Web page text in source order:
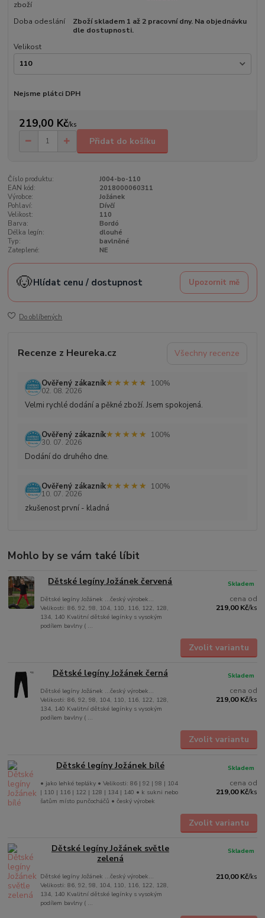
zboží
Doba odeslání
Zboží skladem 1 až 2 pracovní dny. Na objednávku
dle dostupnosti.
Velikost
Nejsme plátci DPH
219,00 Kč/ks
Přidat do košíku
Číslo produktu:
J004-bo-110
EAN kód:
2018000060311
Výrobce:
Jožánek
Pohlaví:
Dívčí
Velikost:
110
Barva:
Bordó
Délka legín:
dlouhé
Typ:
bavlněné
Zateplené:
NE
🐶Hlídat cenu / dostupnost Upozornit mě
Do oblíbených
Recenze z Heureka.cz Všechny recenze
Ověřený zákazník★★★★★
★★★★★
100%
02. 08. 2026
Velmi rychlé dodání a pěkné zboží. Jsem spokojená.
Ověřený zákazník★★★★★
★★★★★
100%
30. 07. 2026
Dodání do druhého dne.
Ověřený zákazník★★★★★
★★★★★
100%
10. 07. 2026
zkušenost první - kladná
Mohlo by se vám také líbit
Dětské legíny Jožánek červená
Dětské legíny Jožánek ...český výrobek...
Velikosti: 86, 92, 98, 104, 110, 116, 122, 128,
134, 140 Kvalitní dětské legínky s vysokým
podílem bavlny ( ...
cena od
219,00 Kč/ks
Skladem
Zvolit variantu
Dětské legíny Jožánek černá
Dětské legíny Jožánek ...český výrobek...
Velikosti: 86, 92, 98, 104, 110, 116, 122, 128,
134, 140 Kvalitní dětské legínky s vysokým
podílem bavlny ( ...
cena od
219,00 Kč/ks
Skladem
Zvolit variantu
Dětské legíny Jožánek bílé
• jako lehké tepláky • Velikosti: 86 | 92 | 98 | 104
| 110 | 116 | 122 | 128 | 134 | 140 • k sukni nebo
šatům místo punčocháčů • český výrobek
cena od
219,00 Kč/ks
Skladem
Zvolit variantu
Dětské legíny Jožánek světle
zelená
Dětské legíny Jožánek ...český výrobek...
Velikosti: 86, 92, 98, 104, 110, 116, 122, 128,
134, 140 Kvalitní dětské legínky s vysokým
podílem bavlny ( ...
210,00 Kč/ks
Skladem